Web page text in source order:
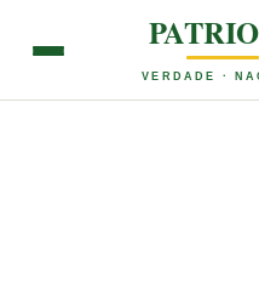
VERDADE ·